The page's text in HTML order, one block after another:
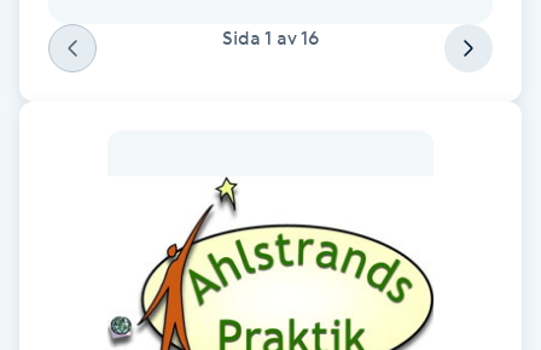
Diamantslipning
Sida 1 av16